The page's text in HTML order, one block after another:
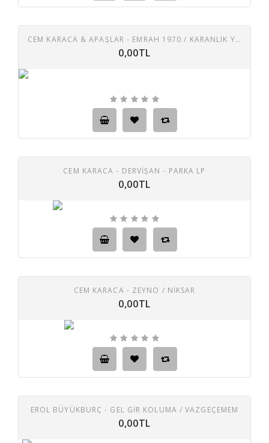
CEM KARACA & APAŞLAR - EMRAH 1970 / KARANLIK YOLLAR
0,00TL
CEM KARACA - DERVİŞAN - PARKA LP
0,00TL
CEM KARACA - ZEYNO / NIKSAR
0,00TL
EROL BÜYÜKBURÇ - GEL GIR KOLUMA / VAZGEÇEMEM
0,00TL